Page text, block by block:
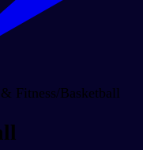
Fitness/Basketball